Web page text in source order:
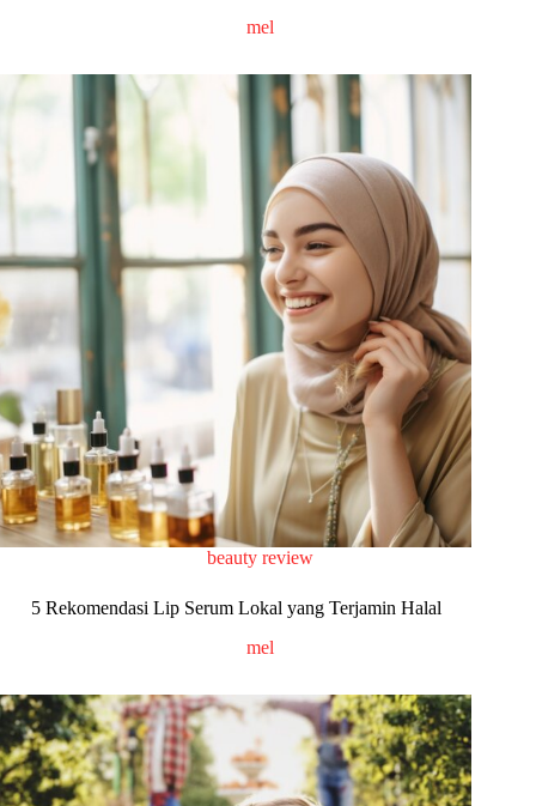
mel
beauty review
5 Rekomendasi Lip Serum Lokal yang Terjamin Halal
mel